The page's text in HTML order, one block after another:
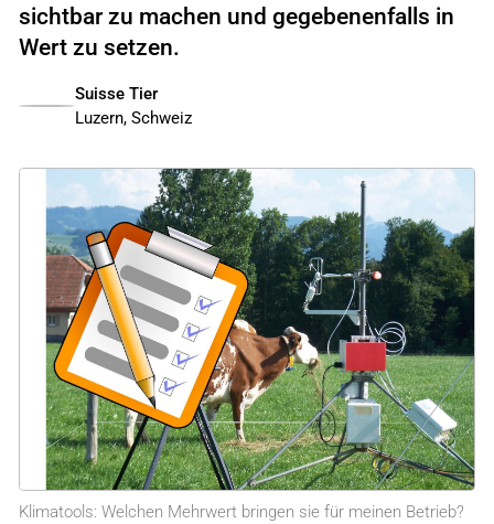
sichtbar zu machen und gegebenenfalls in
Wert zu setzen.
Suisse Tier
Luzern, Schweiz
Klimatools: Welchen Mehrwert bringen sie für meinen Betrieb?